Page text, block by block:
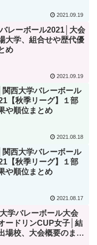
2021.09.19
レーボール2021│大会
大学、組合せや歴代優
め
2021.09.19
関西大学バレーボール
【秋季リーグ】１部
や順位まとめ
2021.08.18
関西大学バレーボール
【秋季リーグ】１部
や順位まとめ
2021.08.17
学バレーボール大会
ードリンCUP女子│結
場校、大会概要のまと